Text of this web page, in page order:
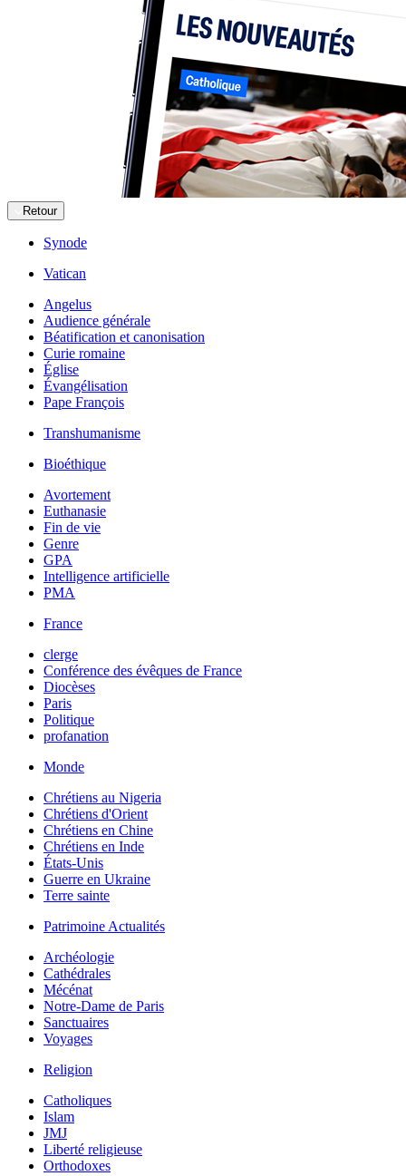
Retour
Synode
Vatican
Angelus
Audience générale
Béatification et canonisation
Curie romaine
Église
Évangélisation
Pape François
Transhumanisme
Bioéthique
Avortement
Euthanasie
Fin de vie
Genre
GPA
Intelligence artificielle
PMA
France
clerge
Conférence des évêques de France
Diocèses
Paris
Politique
profanation
Monde
Chrétiens au Nigeria
Chrétiens d'Orient
Chrétiens en Chine
Chrétiens en Inde
États-Unis
Guerre en Ukraine
Terre sainte
Patrimoine Actualités
Archéologie
Cathédrales
Mécénat
Notre-Dame de Paris
Sanctuaires
Voyages
Religion
Catholiques
Islam
JMJ
Liberté religieuse
Orthodoxes